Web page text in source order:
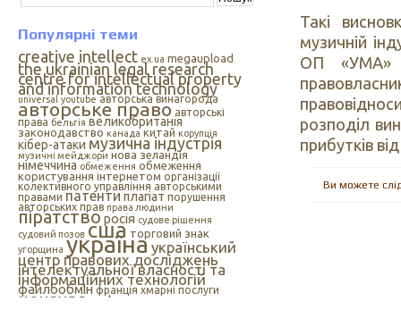
Популярні теми
creative intellect ex.ua megaupload
the ukrainian legal research
centre for intellectual property
and information technology
universal youtube авторська винагорода
авторське право авторські
права бельгія великобританія
законодавство канада китай корупція
кібер-атаки музична індустрія
музичні мейджори нова зеландія
німеччина обмеження обмеження
користування інтернетом організації
колективного управління авторськими
правами патентиплагіат порушення
авторських прав права людини
піратстворосія судове рішення
судовий позов сша торговий знак
угорщина українаукраїнський
центр правових досліджень
інтелектуальної власності та
інформаційних технологій
файлообмін франція хмарні послуги
цензура цифрова музика
Такі
музичній
ОП «УМА»
розподіл
прибутків
Ви можете